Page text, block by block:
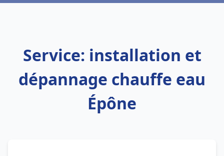
Service: installation et
dépannage chauffe eau
Épône